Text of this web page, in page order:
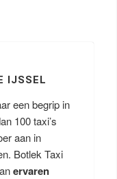
IJSSEL
een begrip in
100 taxi’s
aan in
Botlek Taxi
ervaren